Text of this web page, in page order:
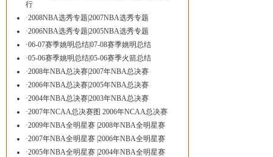
行
·2008NBA选秀专题 2007NBA选秀专题
·2006NBA选秀专题 2005NBA选秀专题
·06-07赛季姚明总结07-08赛季姚明总结
·05-06赛季姚明总结05-06赛季火箭总结
·2008年NBA总决赛2007年NBA总决赛
·2006年NBA总决赛2005年NBA总决赛
·2004年NBA总决赛2003年NBA总决赛
·2007年NCAA总决赛图 2006年NCAA总决赛
·2009年NBA全明星赛 2008年NBA全明星赛
·2007年NBA全明星赛 2006年NBA全明星赛
·2005年NBA全明星赛 2004年NBA全明星赛